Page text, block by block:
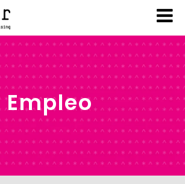
Empleo